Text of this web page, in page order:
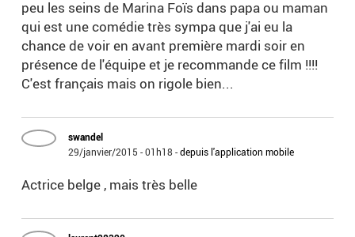
peu les seins de Marina Foïs dans papa ou maman
qui est une comédie très sympa que j'ai eu la
chance de voir en avant première mardi soir en
présence de l'équipe et je recommande ce film !!!!
C'est français mais on rigole bien...
swandel
29/janvier/2015 - 01h18 -depuis l'application mobile
Actrice belge , mais très belle